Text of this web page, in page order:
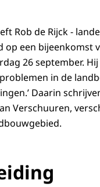
Rob de Rijck -
op een bijeenkomst
26 september.
in de
Daarin
Verschuuren,